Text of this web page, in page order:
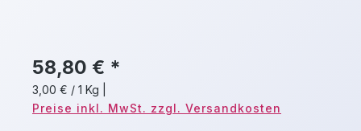
58,80 € *
3,00 € / 1 Kg
Preise inkl. MwSt. zzgl. Versandkosten